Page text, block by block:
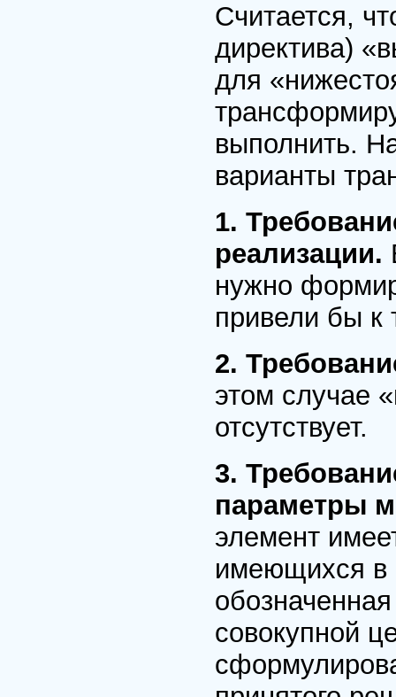
Считается,
директива)
для
выполнить.
варианты
1.
реализации.
нужно
привели бы к
2.
этом случае
отсутствует.
3.
параметры
элемент
имеющихся в
совокупной